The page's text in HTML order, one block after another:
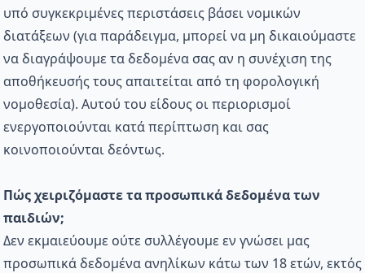
υπό συγκεκριμένες περιστάσεις βάσει νομικών
διατάξεων (για παράδειγμα, μπορεί να μη δικαιούμαστε
να διαγράψουμε τα δεδομένα σας αν η συνέχιση της
αποθήκευσής τους απαιτείται από τη φορολογική
νομοθεσία). Αυτού του είδους οι περιορισμοί
ενεργοποιούνται κατά περίπτωση και σας
κοινοποιούνται δεόντως.
Πώς χειριζόμαστε τα προσωπικά δεδομένα των
παιδιών;
Δεν εκμαιεύουμε ούτε συλλέγουμε εν γνώσει μας
προσωπικά δεδομένα ανηλίκων κάτω των 18 ετών, εκτός